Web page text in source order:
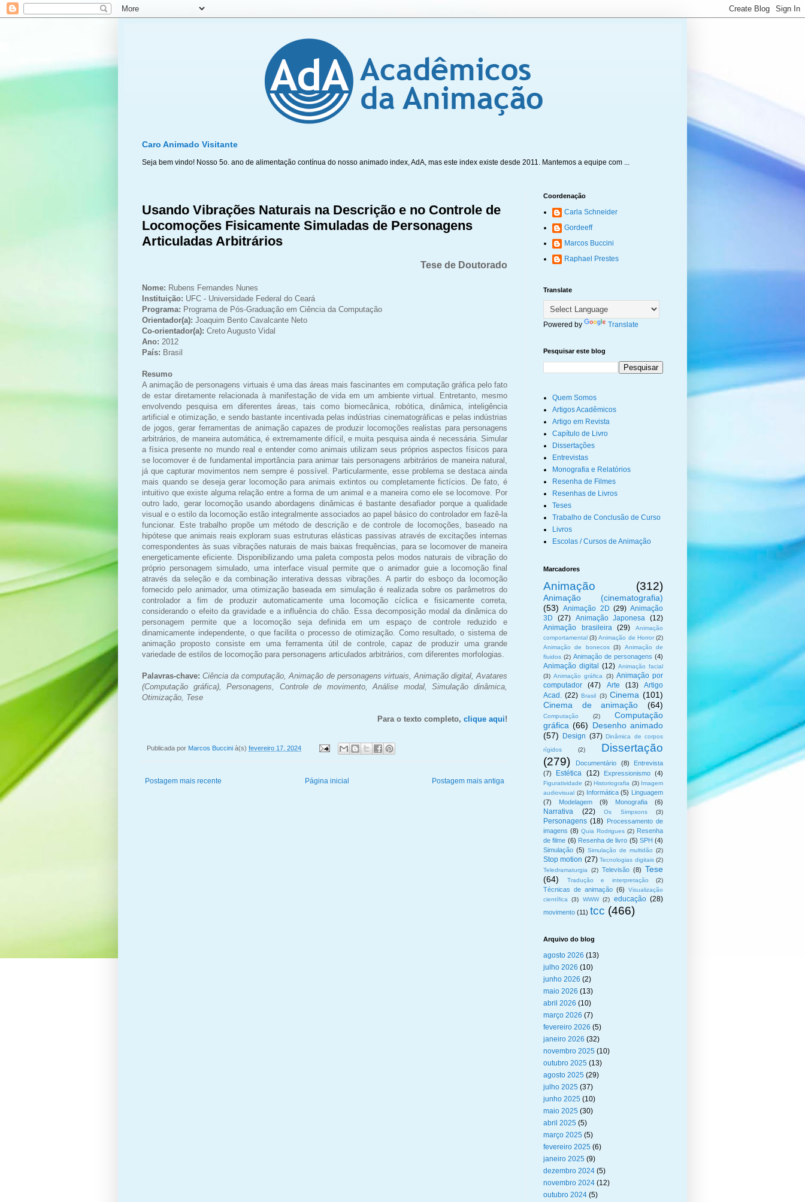
Caro Animado Visitante
Seja bem vindo! Nosso 5o. ano de alimentação contínua do nosso animado index, AdA, mas este index existe desde 2011. Mantemos a equipe com ...
Usando Vibrações Naturais na Descrição e no Controle de
Locomoções Fisicamente Simuladas de Personagens
Articuladas Arbitrários
Tese de Doutorado
Nome: Rubens Fernandes Nunes
Instituição: UFC - Universidade Federal do Ceará
Programa: Programa de Pós-Graduação em Ciência da Computação
Orientador(a): Joaquim Bento Cavalcante Neto
Co-orientador(a): Creto Augusto Vidal
Ano: 2012
País: Brasil
Resumo
A animação de personagens virtuais é uma das áreas mais fascinantes em computação gráfica pelo fato
de estar diretamente relacionada à manifestação de vida em um ambiente virtual. Entretanto, mesmo
envolvendo pesquisa em diferentes áreas, tais como biomecânica, robótica, dinâmica, inteligência
artificial e otimização, e sendo bastante incentivada pelas indústrias cinematográficas e pelas indústrias
de jogos, gerar ferramentas de animação capazes de produzir locomoções realistas para personagens
arbitrários, de maneira automática, é extremamente difícil, e muita pesquisa ainda é necessária. Simular
a física presente no mundo real e entender como animais utilizam seus próprios aspectos físicos para
se locomover é de fundamental importância para animar tais personagens arbitrários de maneira natural,
já que capturar movimentos nem sempre é possível. Particularmente, esse problema se destaca ainda
mais quando se deseja gerar locomoção para animais extintos ou completamente fictícios. De fato, é
intuitivo que existe alguma relação entre a forma de um animal e a maneira como ele se locomove. Por
outro lado, gerar locomoção usando abordagens dinâmicas é bastante desafiador porque a qualidade
visual e o estilo da locomoção estão integralmente associados ao papel básico do controlador em fazê-la
funcionar. Este trabalho propõe um método de descrição e de controle de locomoções, baseado na
hipótese que animais reais exploram suas estruturas elásticas passivas através de excitações internas
correspondentes às suas vibrações naturais de mais baixas frequências, para se locomover de maneira
energeticamente eficiente. Disponibilizando uma paleta composta pelos modos naturais de vibração do
próprio personagem simulado, uma interface visual permite que o animador guie a locomoção final
através da seleção e da combinação interativa dessas vibrações. A partir do esboço da locomoção
fornecido pelo animador, uma otimização baseada em simulação é realizada sobre os parâmetros do
controlador a fim de produzir automaticamente uma locomoção cíclica e fisicamente correta,
considerando o efeito da gravidade e a influência do chão. Essa decomposição modal da dinâmica do
personagem permite que a locomoção seja definida em um espaço de controle reduzido e
dinamicamente independente, o que facilita o processo de otimização. Como resultado, o sistema de
animação proposto consiste em uma ferramenta útil de controle, capaz de produzir uma grande
variedade de estilos de locomoção para personagens articulados arbitrários, com diferentes morfologias.
Palavras-chave:Ciência da computação, Animação de personagens virtuais, Animação digital, Avatares
(Computação gráfica), Personagens, Controle de movimento, Análise modal, Simulação dinâmica,
Otimização, Tese
Para o texto completo, clique aqui!
Publicada por Marcos Buccini à(s) fevereiro 17, 2024
Postagem mais recente Postagem mais antiga
Página inicial
Coordenação
Carla Schneider
Gordeeff
Marcos Buccini
Raphael Prestes
Translate
Powered by Translate
Pesquisar este blog
Quem Somos
Artigos Acadêmicos
Artigo em Revista
Capítulo de Livro
Dissertações
Entrevistas
Monografia e Relatórios
Resenha de Filmes
Resenhas de Livros
Teses
Trabalho de Conclusão de Curso
Livros
Escolas / Cursos de Animação
Marcadores
Animação (312)
Animação (cinematografia)
(53) Animação 2D (29) Animação
3D
(27) Animação Japonesa (12)
Animação brasileira
(29)
Animação
comportamental (3) Animação de Horror (2)
Animação de bonecos (3)
Animação de
fluidos (2) Animação de personagens (4)
Animação digital (12) Animação facial
(3) Animação gráfica (3) Animação por
computador
(47) Arte (13)
Artigo
Acad. (22) Brasil (3) Cinema (101)
Cinema de animação
(64)
Computação (2)
Computação
gráfica (66) Desenho animado
(57)
Design (37) Dinâmica de corpos
rígidos
(2)
Dissertação
(279)
Documentário (8)
Entrevista
(7)
Estética (12) Expressionismo (4)
Figuratividade (2) Historiografia (3) Imagem
audiovisual (2) Informática (5) Linguagem
(7)
Modelagem (9) Monografia (6)
Narrativa (22) Os Simpsons (3)
Personagens (18) Processamento de
imagens (8) Quia Rodrigues (2) Resenha
de filme (6) Resenha de livro (5) SPH (4)
Simulação (5) Simulação de multidão (2)
Stop motion (27) Tecnologias digitais (2)
Teledramaturgia
(2) Televisão (8) Tese
(64)
Tradução e interpretação (2)
Técnicas de animação (6)
Visualização
científica
(3) WWW (2) educação (28)
movimento (11) tcc (466)
Arquivo do blog
agosto 2026 (13)
julho 2026 (10)
junho 2026 (2)
maio 2026 (13)
abril 2026 (10)
março 2026 (7)
fevereiro 2026 (5)
janeiro 2026 (32)
novembro 2025 (10)
outubro 2025 (13)
agosto 2025 (29)
julho 2025 (37)
junho 2025 (10)
maio 2025 (30)
abril 2025 (5)
março 2025 (5)
fevereiro 2025 (6)
janeiro 2025 (9)
dezembro 2024 (5)
novembro 2024 (12)
outubro 2024 (5)